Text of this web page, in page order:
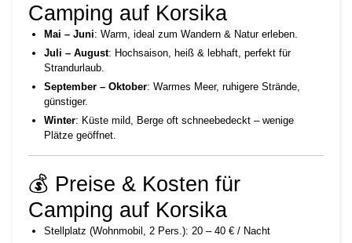
Camping auf Korsika
Mai – Juni: Warm, ideal zum Wandern & Natur erleben.
Juli – August: Hochsaison, heiß & lebhaft, perfekt für
Strandurlaub.
September – Oktober: Warmes Meer, ruhigere Strände,
günstiger.
Winter: Küste mild, Berge oft schneebedeckt – wenige
Plätze geöffnet.
💰 Preise & Kosten für
Camping auf Korsika
Stellplatz (Wohnmobil, 2 Pers.): 20 – 40 € / Nacht